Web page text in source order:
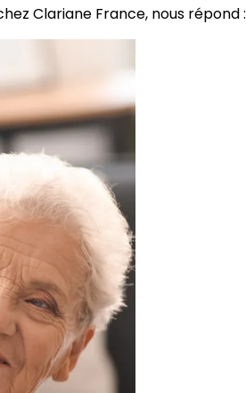
Clariane France, nous répond :